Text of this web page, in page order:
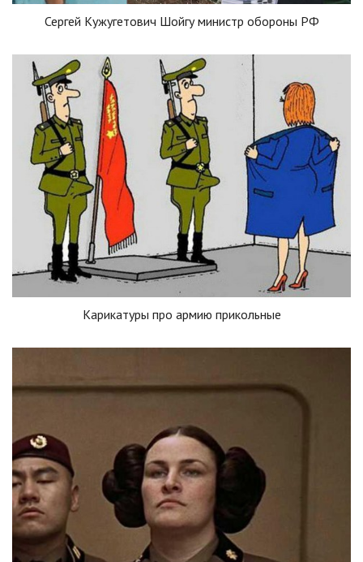
Сергей Кужугетович Шойгу министр обороны РФ
Карикатуры про армию прикольные